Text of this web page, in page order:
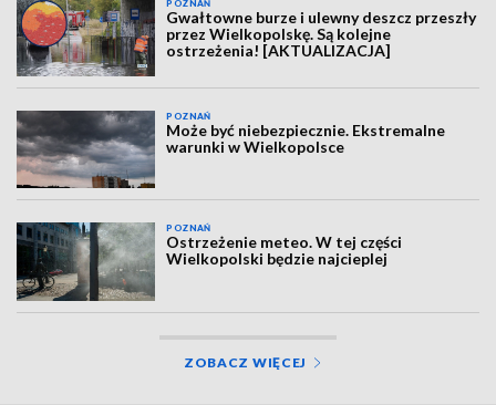
POZNAŃ
Gwałtowne burze i ulewny deszcz przeszły
przez Wielkopolskę. Są kolejne
ostrzeżenia! [AKTUALIZACJA]
POZNAŃ
Może być niebezpiecznie. Ekstremalne
warunki w Wielkopolsce
POZNAŃ
Ostrzeżenie meteo. W tej części
Wielkopolski będzie najcieplej
ZOBACZ WIĘCEJ